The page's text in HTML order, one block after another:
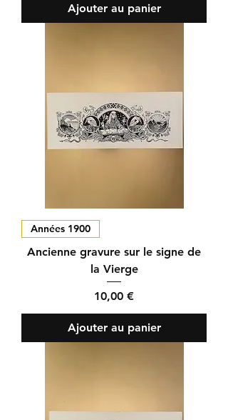
Ajouter au panier
Années 1900
Ancienne gravure sur le signe de
la Vierge
Prix
10,00 €
Ajouter au panier